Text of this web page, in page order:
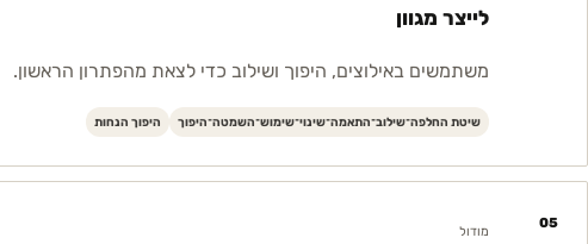
לייצר מגוון
משתמשים באילוצים, היפוך ושילוב כדי לצאת מהפתרון הראשון.
שיטת החלפה־שילוב־התאמה־שינוי־שימוש־השמטה־היפוך היפוך הנחות
05
מודול